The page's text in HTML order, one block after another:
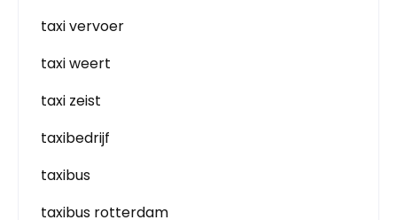
taxi vervoer
taxi weert
taxi zeist
taxibedrijf
taxibus
taxibus rotterdam